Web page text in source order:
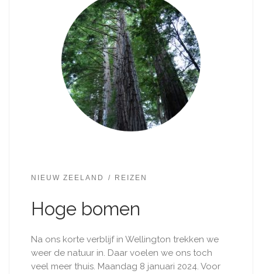
NIEUW ZEELAND REIZEN
Hoge bomen
Na ons korte verblijf in Wellington trekken we
weer de natuur in. Daar voelen we ons toch
veel meer thuis. Maandag 8 januari 2024. Voor